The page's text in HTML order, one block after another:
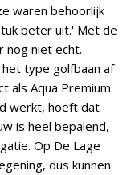
waren behoorlijk
beter uit.' Met de
nog niet echt.
type golfbaan af
als Aqua Premium.
werkt, hoeft dat
is heel bepalend,
Op De Lage
dus kunnen